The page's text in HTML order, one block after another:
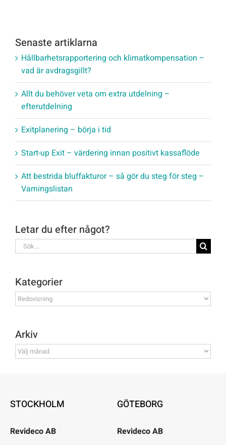
Senaste artiklarna
Hållbarhetsrapportering och klimatkompensation –
vad är avdragsgillt?
Allt du behöver veta om extra utdelning –
efterutdelning
Exitplanering – börja i tid
Start-up Exit – värdering innan positivt kassaflöde
Att bestrida bluffakturor – så gör du steg för steg –
Varningslistan
Letar du efter något?
Sök
efter:
Kategorier
Kategorier
Arkiv
Arkiv
STOCKHOLM
Revideco AB
GÖTEBORG
Revideco AB